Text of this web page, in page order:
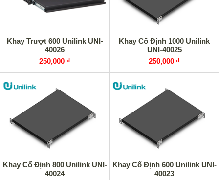
Khay Trượt 600 Unilink UNI-
40026
250,000 ₫
Khay Cố Định 1000 Unilink
UNI-40025
250,000 ₫
Khay Cố Định 800 Unilink UNI-
40024
Khay Cố Định 600 Unilink UNI-
40023